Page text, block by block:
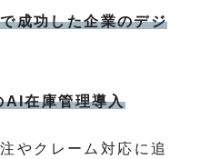
成功した企業のデジ
在庫管理導入
やクレーム対応に追